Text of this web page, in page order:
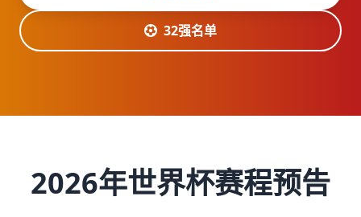
32强名单
2026年世界杯赛程预告